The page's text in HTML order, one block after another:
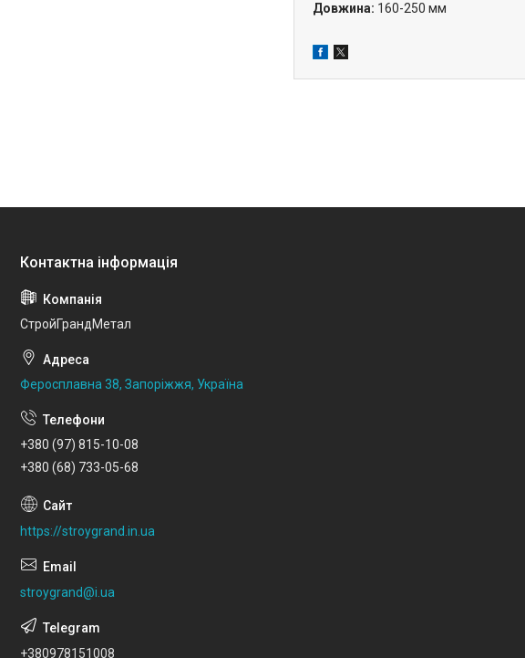
Довжина: 160-250 мм
СтройГрандМетал
Феросплавна 38, Запоріжжя, Україна
+380 (97) 815-10-08
+380 (68) 733-05-68
https://stroygrand.in.ua
stroygrand@i.ua
+380978151008